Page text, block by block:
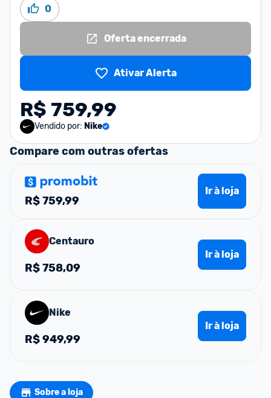
0
Oferta encerrada
Ativar Alerta
R$ 759,99
Vendido por: Nike
Compare com outras ofertas
R$759,99
Ir à loja
Centauro
R$758,09
Ir à loja
Nike
R$949,99
Ir à loja
Sobre a loja